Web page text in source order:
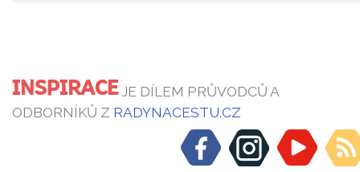
INSPIRACEJE DÍLEM PRŮVODCŮ A
ODBORNÍKŮ Z RADYNACESTU.CZ